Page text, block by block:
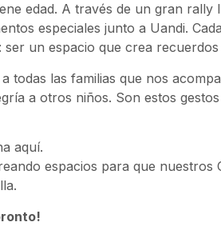
edad. A través de un gran
especiales junto a Uandi.
ser un espacio que crea
todas las familias que nos
a otros niños. Son estos
aquí.
espacios para que